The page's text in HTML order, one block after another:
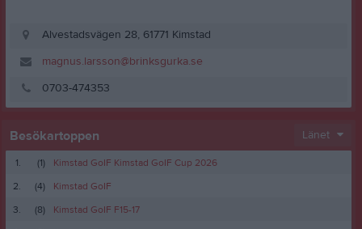
Alvestadsvägen 28, 61771 Kimstad
magnus.larsson@brinksgurka.se
0703-474353
Besökartoppen Länet
1. (1)
Kimstad GoIF Kimstad GoIF Cup 2026
2.
(4)
Kimstad GoIF
3.
(8)
Kimstad GoIF F15-17